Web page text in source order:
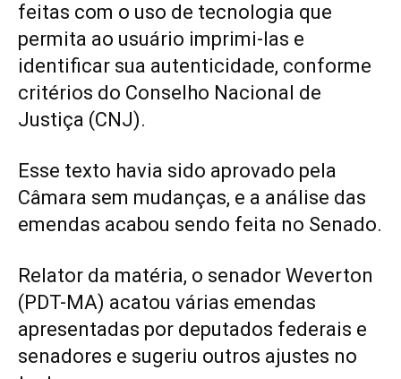
feitas com o uso de tecnologia que
permita ao usuário imprimi-las e
identificar sua autenticidade, conforme
critérios do Conselho Nacional de
Justiça (CNJ).
Esse texto havia sido aprovado pela
Câmara sem mudanças, e a análise das
emendas acabou sendo feita no Senado.
Relator da matéria, o senador Weverton
(PDT-MA) acatou várias emendas
apresentadas por deputados federais e
senadores e sugeriu outros ajustes no